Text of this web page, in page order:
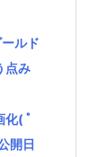
ルド
点み
化( ﾟ
開日